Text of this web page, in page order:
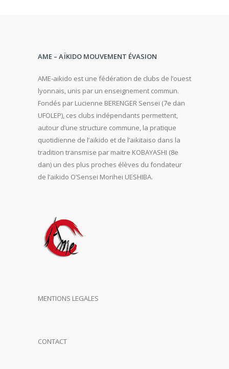
AME – AÏKIDO MOUVEMENT ÉVASION
AME-aikido est une fédération de clubs de l’ouest
lyonnais, unis par un enseignement commun.
Fondés par Lucienne BERENGER Senseï (7e dan
UFOLEP), ces clubs indépendants permettent,
autour d’une structure commune, la pratique
quotidienne de l’aïkido et de l’aikitaiso dans la
tradition transmise par maitre KOBAYASHI (8e
dan) un des plus proches élèves du fondateur
de l’aikido O’Sensei Morihei UESHIBA.
MENTIONS LEGALES
CONTACT